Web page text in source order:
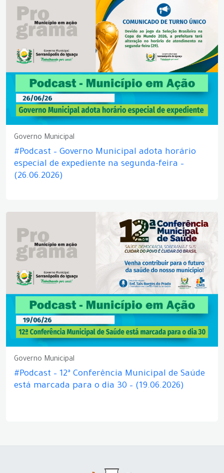
Governo Municipal
#Podcast – Governo Municipal adota horário
especial de expediente na segunda-feira –
(26.06.2026)
Governo Municipal
#Podcast – 12ª Conferência Municipal de Saúde
está marcada para o dia 30 – (19.06.2026)